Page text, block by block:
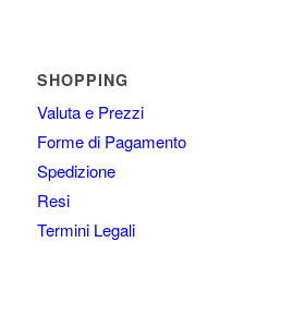
SHOPPING
Valuta e Prezzi
Forme di Pagamento
Spedizione
Resi
Termini Legali